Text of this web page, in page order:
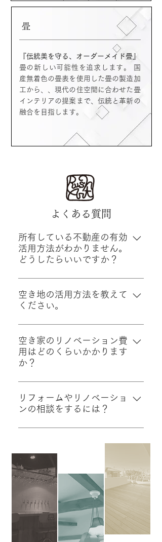
畳
『伝統美を守る、オーダーメイド畳』
畳の新しい可能性を追求します。 国
産無着色の畳表を使用した畳の製造加
工から、、現代の住空間に合わせた畳
インテリアの提案まで、伝統と革新の
融合を目指します。
よくある質問
所有している不動産の有効
活用方法がわかりません。
どうしたらいいですか？
物件の立地条件、市場需要、将来
性を踏まえた戦略的な活用計画が
必要です。当社では、遊休地の活
をご提案いたします。お客様の不
動産資産を評価し、最適な活用策
を一緒に考えましょう。
空き地の活用方法を教えて
ください。
空き地の活用方法としては、住宅
地として開発する、賃貸駐車場に
する、農地や市民農園として利用
する、ソーラーパネルを設置して
をご提案いたします。
空き家のリノベーション費
用はどのくらいかかります
か？
リノベーション費用は、物件の状
態やリノベーションの範囲によっ
て大きく異なります。一般的には
地調査や見積もりを行ってからの
判断となります。
リフォームやリノベーショ
ンの相談をするには？
リフォームやリノベーションに関
するご相談は、電話またはメール
で承っております。現在のお住ま
いの状況やご希望をお聞かせくだ
さい。専門スタッフが最適なプラ
ンをご提案します。